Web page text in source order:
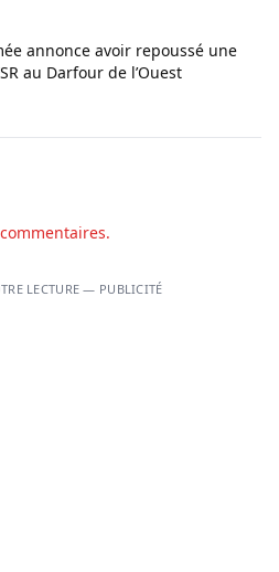
annonce avoir repoussé une
au Darfour de l’Ouest
LECTURE — PUBLICITÉ